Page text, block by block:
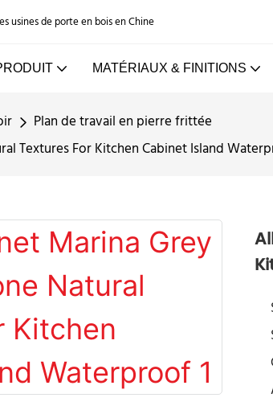
usines de porte en bois en Chine
MATÉRIAUX & FINITIONS
Plan de travail en pierre frittée
Textures For Kitchen Cabinet Island